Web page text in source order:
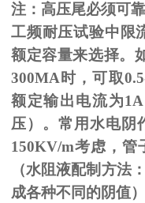
注：高压尾必须可靠
工频耐压试验中限
额定容量来选择。
300MA 时，可取
额定输出电流为1A
压）。常用水电阴
150KV/m考虑，管
（水阻液配制方法
成各种不同的阴值）